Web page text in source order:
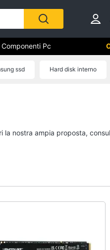
Telecamere
Componenti Pc
ssd Hard disk interno
nostra ampia proposta,